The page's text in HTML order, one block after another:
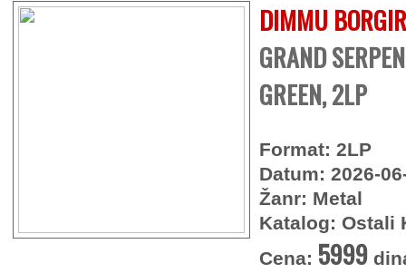
DIMMU BORGIR
GRAND
GREEN, 2LP
Format: 2LP
Datum: 2026-
Žanr: Metal
Katalog: Ostali
Cena: 5999